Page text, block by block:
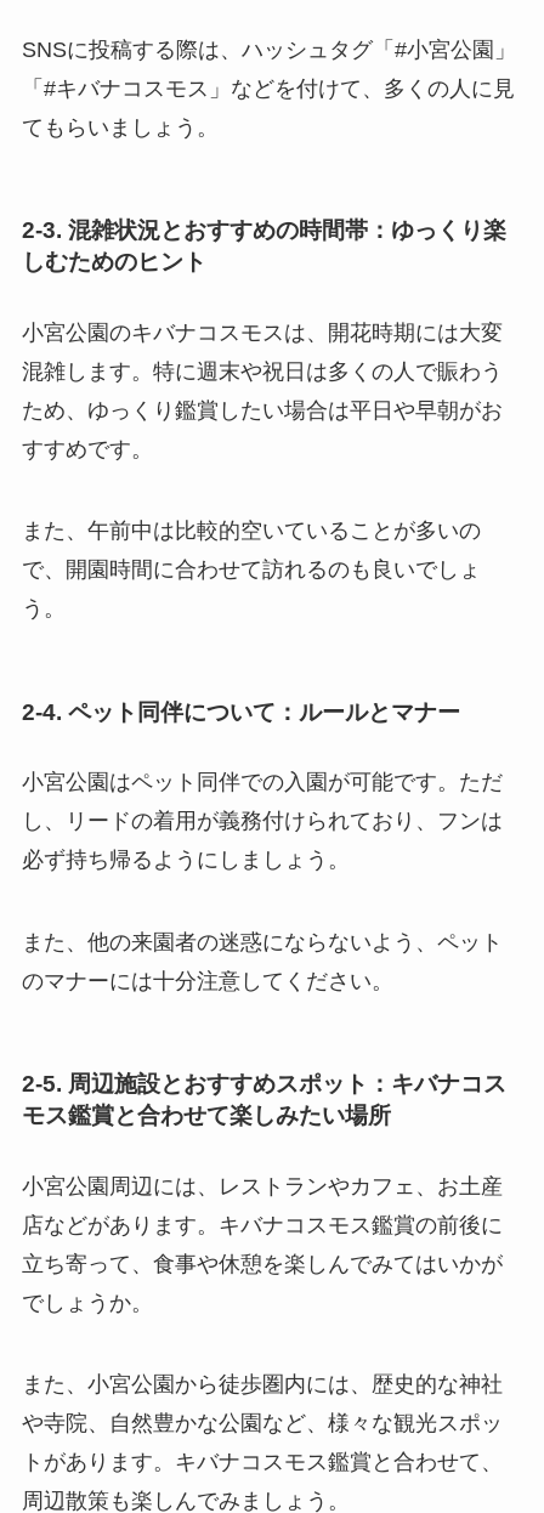
SNSに投稿する際は、ハッシュタグ「#小宮公園」
「#キバナコスモス」などを付けて、多くの人に見
てもらいましょう。
2-3. 混雑状況とおすすめの時間帯：ゆっくり楽
しむためのヒント
小宮公園のキバナコスモスは、開花時期には大変
混雑します。特に週末や祝日は多くの人で賑わう
ため、ゆっくり鑑賞したい場合は平日や早朝がお
すすめです。
また、午前中は比較的空いていることが多いの
で、開園時間に合わせて訪れるのも良いでしょ
う。
2-4. ペット同伴について：ルールとマナー
小宮公園はペット同伴での入園が可能です。ただ
し、リードの着用が義務付けられており、フンは
必ず持ち帰るようにしましょう。
また、他の来園者の迷惑にならないよう、ペット
のマナーには十分注意してください。
2-5. 周辺施設とおすすめスポット：キバナコス
モス鑑賞と合わせて楽しみたい場所
小宮公園周辺には、レストランやカフェ、お土産
店などがあります。キバナコスモス鑑賞の前後に
立ち寄って、食事や休憩を楽しんでみてはいかが
でしょうか。
また、小宮公園から徒歩圏内には、歴史的な神社
や寺院、自然豊かな公園など、様々な観光スポッ
トがあります。キバナコスモス鑑賞と合わせて、
周辺散策も楽しんでみましょう。